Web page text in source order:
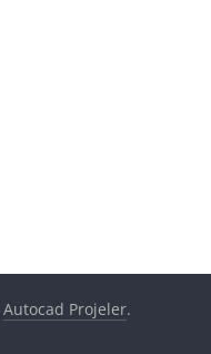
Autocad Projeler.